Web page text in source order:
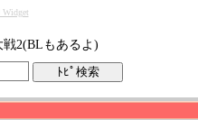
Widget
戦2(BLもあるよ)